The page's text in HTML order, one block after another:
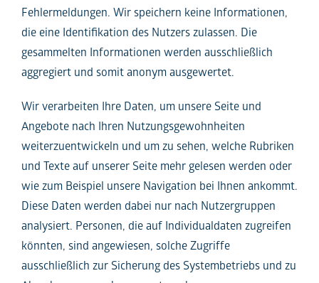
Fehlermeldungen. Wir speichern keine Informationen,
die eine Identifikation des Nutzers zulassen. Die
gesammelten Informationen werden ausschließlich
aggregiert und somit anonym ausgewertet.
Wir verarbeiten Ihre Daten, um unsere Seite und
Angebote nach Ihren Nutzungsgewohnheiten
weiterzuentwickeln und um zu sehen, welche Rubriken
und Texte auf unserer Seite mehr gelesen werden oder
wie zum Beispiel unsere Navigation bei Ihnen ankommt.
Diese Daten werden dabei nur nach Nutzergruppen
analysiert. Personen, die auf Individualdaten zugreifen
könnten, sind angewiesen, solche Zugriffe
ausschließlich zur Sicherung des Systembetriebs und zu